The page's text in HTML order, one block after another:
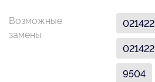
Возможные
замены
021422
021422
9504